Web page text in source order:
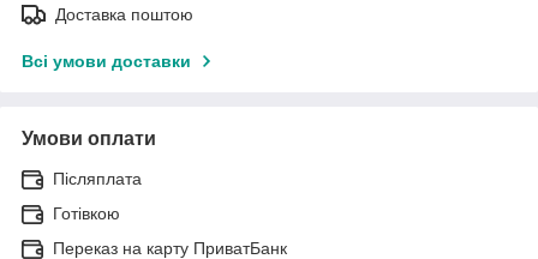
Доставка поштою
Всі умови доставки
Умови оплати
Післяплата
Готівкою
Переказ на карту ПриватБанк